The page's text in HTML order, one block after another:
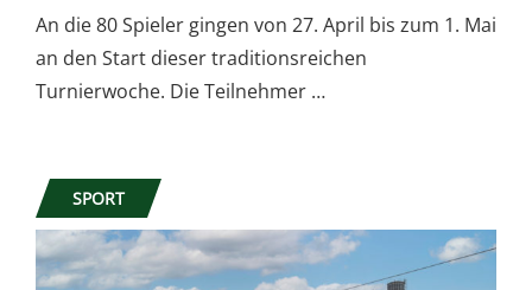
An die 80 Spieler gingen von 27. April bis zum 1. Mai
an den Start dieser traditionsreichen
Turnierwoche. Die Teilnehmer …
SPORT